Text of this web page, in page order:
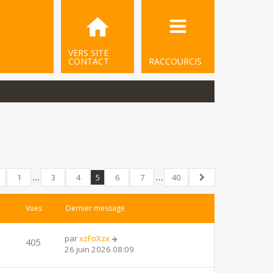
RACCOURCIS
VERS SITE
CONTACT
40
1 … 3 4 5 6 7 …
40
Suivant
Vues Dernier message
405 parxzFoXzx
26 juin 2026 08:09